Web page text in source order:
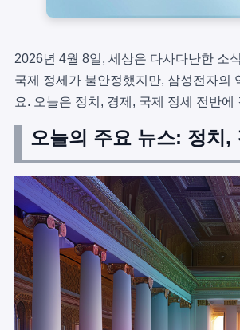
2026년 4월 8일, 세상은 다사다난한 소
국제 정세가 불안정했지만, 삼성전자의
요. 오늘은 정치, 경제, 국제 정세 전반
오늘의 주요 뉴스: 정치,